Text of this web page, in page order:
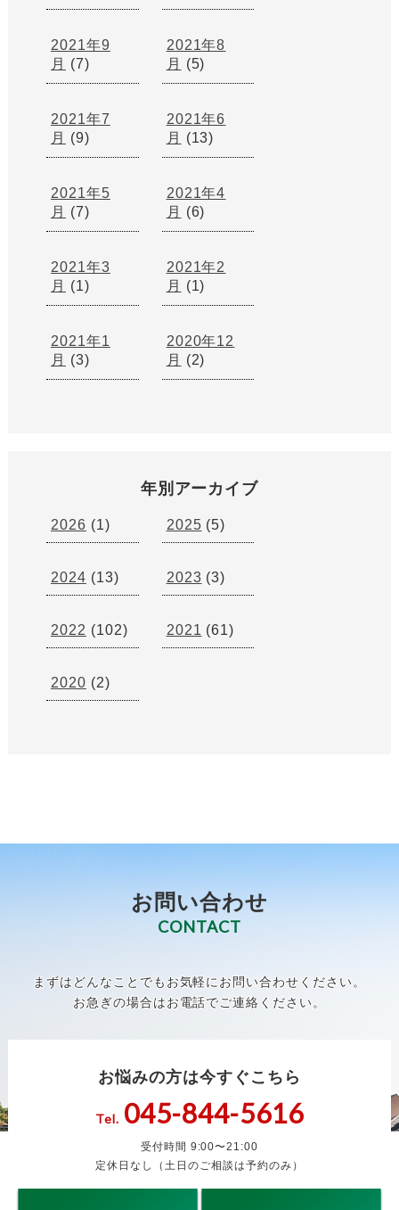
2021年9
月
(7)
2021年8
月
(5)
2021年7
月
(9)
2021年6
月
(13)
2021年5
月
(7)
2021年4
月
(6)
2021年3
月
(1)
2021年2
月
(1)
2021年1
月
(3)
2020年12
月
(2)
年別アーカイブ
2026 (1) 2025 (5)
2024 (13) 2023 (3)
2022 (102) 2021 (61)
2020 (2)
お問い合わせ
CONTACT
まずはどんなことでもお気軽にお問い合わせください。
お急ぎの場合はお電話でご連絡ください。
お悩みの方は今すぐこちら
Tel. 045-844-5616
受付時間 9:00〜21:00
定休日なし（土日のご相談は予約のみ）